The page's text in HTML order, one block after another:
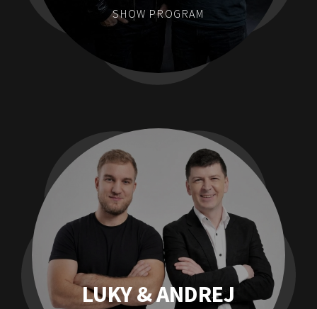
SHOW PROGRAM
LUKY & ANDREJ